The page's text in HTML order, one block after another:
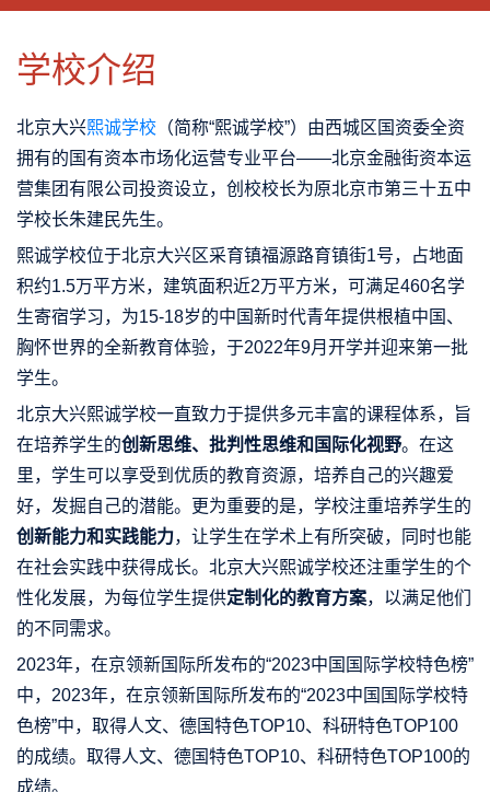
学校介绍
北京大兴熙诚学校 （简称“熙诚学校”）由西城区国资委全资
拥有的国有资本市场化运营专业平台——北京金融街资本运
营集团有限公司投资设立，创校校长为原北京市第三十五中
学校长朱建民先生。
熙诚学校位于北京大兴区采育镇福源路育镇街1号，占地面
积约1.5万平方米，建筑面积近2万平方米，可满足460名学
生寄宿学习，为15-18岁的中国新时代青年提供根植中国、
胸怀世界的全新教育体验，于2022年9月开学并迎来第一批
学生。
北京大兴熙诚学校一直致力于提供多元丰富的课程体系，旨
在培养学生的创新思维、批判性思维和国际化视野。在这
里，学生可以享受到优质的教育资源，培养自己的兴趣爱
好，发掘自己的潜能。更为重要的是，学校注重培养学生的
创新能力和实践能力，让学生在学术上有所突破，同时也能
在社会实践中获得成长。北京大兴熙诚学校还注重学生的个
性化发展，为每位学生提供定制化的教育方案，以满足他们
的不同需求。
2023年，在京领新国际所发布的“2023中国国际学校特色榜”
中，2023年，在京领新国际所发布的“2023中国国际学校特
色榜”中，取得人文、德国特色TOP10、科研特色TOP100
的成绩。取得人文、德国特色TOP10、科研特色TOP100的
成绩。